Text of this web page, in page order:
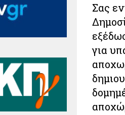
Σας
για